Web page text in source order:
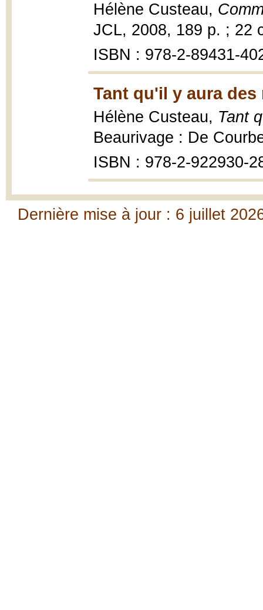
Hélène Custeau,
JCL, 2008, 189 p. ; 22
ISBN : 978-2-89431-
Tant qu'il y aura des
Hélène Custeau, Tant
Beaurivage : De
ISBN : 978-2-922930-
Dernière mise à jour : 6 juillet